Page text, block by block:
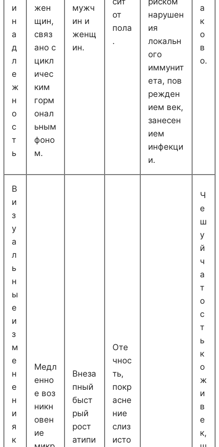
и
н
а
д
л
е
ж
н
о
с
т
ь
жен
щин,
связ
ано с
цикл
ичес
ким
горм
онал
ьным
фоно
м.
мужч
ин и
женщ
ин.
от
пола
.
нарушен
ия
локальн
ого
иммунит
ета, пов
режден
ием век,
занесен
ием
инфекци
и.
а
к
о
в
о.
В
и
з
у
а
л
ь
н
ы
е
и
з
м
е
н
е
н
и
я
к
Медл
енно
е воз
никн
овен
ие
Внеза
пный
быст
рый
рост
атипи
Оте
чнос
ть,
покр
асне
ние
слиз
исто
Ч
е
ш
у
й
ч
а
т
о
с
т
ь
к
о
ж
и
в
е
к,